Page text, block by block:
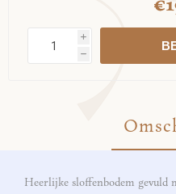
i
h
Heerlijke sloffenbodem gevuld